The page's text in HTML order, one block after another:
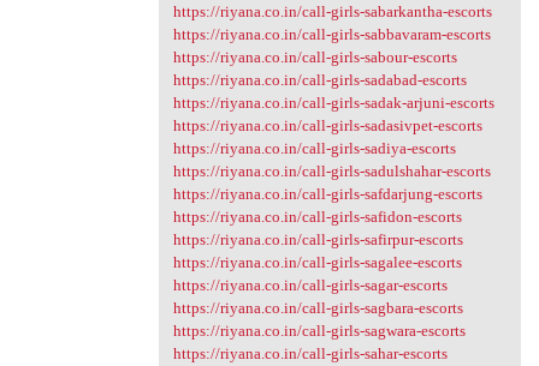
https://riyana.co.in/call-girls-sabarkantha-escorts
https://riyana.co.in/call-girls-sabbavaram-escorts
https://riyana.co.in/call-girls-sabour-escorts
https://riyana.co.in/call-girls-sadabad-escorts
https://riyana.co.in/call-girls-sadak-arjuni-escorts
https://riyana.co.in/call-girls-sadasivpet-escorts
https://riyana.co.in/call-girls-sadiya-escorts
https://riyana.co.in/call-girls-sadulshahar-escorts
https://riyana.co.in/call-girls-safdarjung-escorts
https://riyana.co.in/call-girls-safidon-escorts
https://riyana.co.in/call-girls-safirpur-escorts
https://riyana.co.in/call-girls-sagalee-escorts
https://riyana.co.in/call-girls-sagar-escorts
https://riyana.co.in/call-girls-sagbara-escorts
https://riyana.co.in/call-girls-sagwara-escorts
https://riyana.co.in/call-girls-sahar-escorts